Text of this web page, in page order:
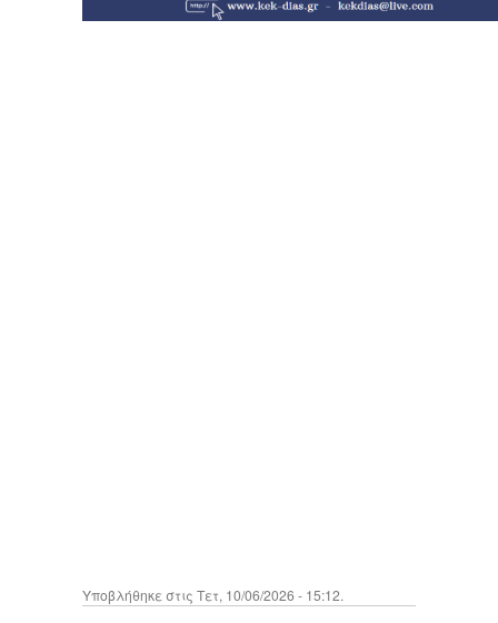
Υποβλήθηκε στις Τετ, 10/06/2026 - 15:12.